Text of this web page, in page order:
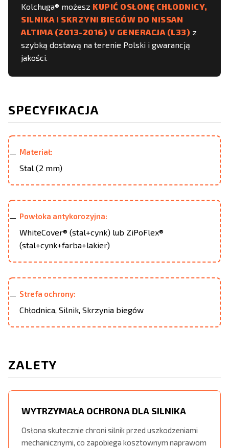
Kolchuga® możesz KUPIĆ OSŁONĘ CHŁODNICY,
SILNIKA I SKRZYNI BIEGÓW DO NISSAN
ALTIMA (2013-2016) V GENERACJA (L33) z
szybką dostawą na terenie Polski i gwarancją
jakości.
SPECYFIKACJA
Materiał:
Stal (2 mm)
Powłoka antykorozyjna:
WhiteCover® (stal+cynk) lub ZiPoFlex®
(stal+cynk+farba+lakier)
Strefa ochrony:
Chłodnica, Silnik, Skrzynia biegów
ZALETY
WYTRZYMAŁA OCHRONA DLA SILNIKA
Osłona skutecznie chroni silnik przed uszkodzeniami
mechanicznymi, co zapobiega kosztownym naprawom